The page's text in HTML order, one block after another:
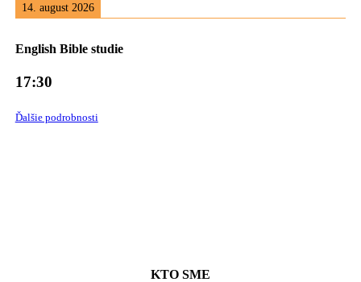
14. august 2026
English Bible studie
17:30
Ďalšie podrobnosti
KTO SME